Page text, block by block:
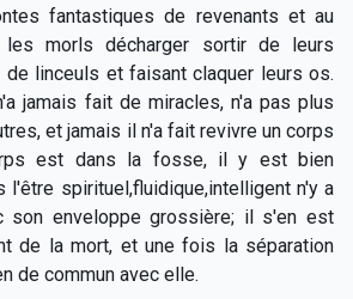
fantastiques de revenants et au
morls décharger sortir de leurs
linceuls et faisant claquer leurs os.
jamais fait de miracles, n'a pas plus
et jamais il n'a fait revivre un corps
est dans la fosse, il y est bien
l'être spirituel,fluidique,intelligent n'y a
son enveloppe grossière; il s'en est
de la mort, et une fois la séparation
de commun avec elle.